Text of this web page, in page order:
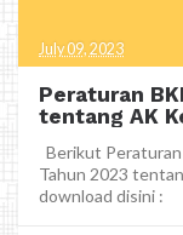
July 09, 2023
Peraturan
tentang AK
Berikut Peraturan
Tahun 2023
download disini :